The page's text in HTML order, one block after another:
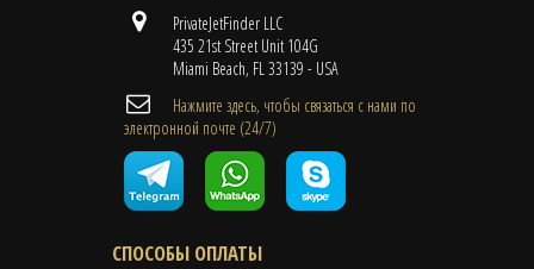
PrivateJetFinder LLC
435 21st Street Unit 104G
Miami Beach, FL 33139 - USA
Нажмите здесь, чтобы связаться с нами по
электронной почте (24/7)
СПОСОБЫ ОПЛАТЫ